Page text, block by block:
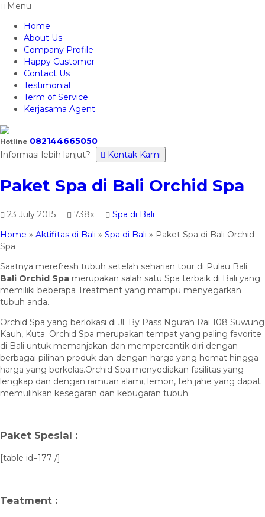
Menu
Home
About Us
Company Profile
Happy Customer
Contact Us
Testimonial
Term of Service
Kerjasama Agent
Hotline 082144665050
Informasi lebih lanjut?
Kontak Kami
Paket Spa di Bali Orchid Spa
23 July 2015 738x
Spa di Bali
Home » Aktifitas di Bali » Spa di Bali » Paket Spa di Bali Orchid
Spa
Saatnya merefresh tubuh setelah seharian tour di Pulau Bali.
Bali Orchid Spa merupakan salah satu Spa terbaik di Bali yang
memiliki beberapa Treatment yang mampu menyegarkan
tubuh anda.
Orchid Spa yang berlokasi di Jl. By Pass Ngurah Rai 108 Suwung
Kauh, Kuta. Orchid Spa merupakan tempat yang paling favorite
di Bali untuk memanjakan dan mempercantik diri dengan
berbagai pilihan produk dan dengan harga yang hemat hingga
harga yang berkelas.Orchid Spa menyediakan fasilitas yang
lengkap dan dengan ramuan alami, lemon, teh jahe yang dapat
memulihkan kesegaran dan kebugaran tubuh.
Paket Spesial :
[table id=177 /]
Teatment :